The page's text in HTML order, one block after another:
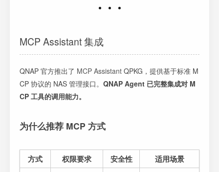
MCP Assistant 集成
QNAP 官方推出了 MCP Assistant QPKG，提供基于标准 M
CP 协议的 NAS 管理接口。 QNAP Agent 已完整集成对 M
CP 工具的调用能力。
为什么推荐 MCP 方式
方式 权限要求 安全性
适用场景